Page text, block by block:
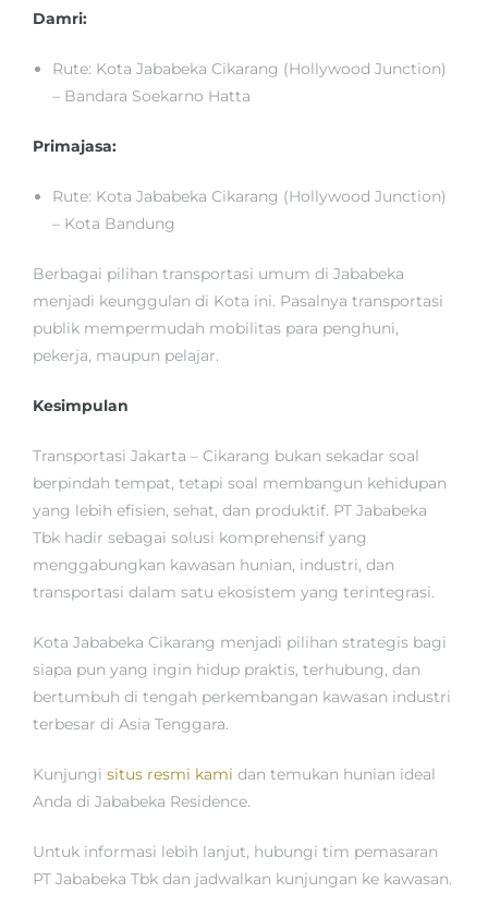
Damri:
Rute: Kota Jababeka Cikarang (Hollywood Junction)
– Bandara Soekarno Hatta
Primajasa:
Rute: Kota Jababeka Cikarang (Hollywood Junction)
– Kota Bandung
Berbagai pilihan transportasi umum di Jababeka
menjadi keunggulan di Kota ini. Pasalnya transportasi
publik mempermudah mobilitas para penghuni,
pekerja, maupun pelajar.
Kesimpulan
Transportasi Jakarta – Cikarang bukan sekadar soal
berpindah tempat, tetapi soal membangun kehidupan
yang lebih efisien, sehat, dan produktif. PT Jababeka
Tbk hadir sebagai solusi komprehensif yang
menggabungkan kawasan hunian, industri, dan
transportasi dalam satu ekosistem yang terintegrasi.
Kota Jababeka Cikarang menjadi pilihan strategis bagi
siapa pun yang ingin hidup praktis, terhubung, dan
bertumbuh di tengah perkembangan kawasan industri
terbesar di Asia Tenggara.
Kunjungi situs resmi kami dan temukan hunian ideal
Anda di Jababeka Residence.
Untuk informasi lebih lanjut, hubungi tim pemasaran
PT Jababeka Tbk dan jadwalkan kunjungan ke kawasan.